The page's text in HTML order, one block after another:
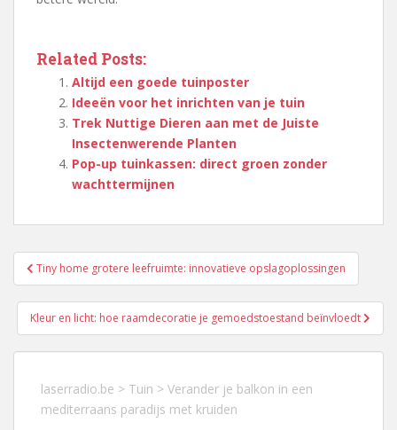
Related Posts:
Altijd een goede tuinposter
Ideeën voor het inrichten van je tuin
Trek Nuttige Dieren aan met de Juiste
Insectenwerende Planten
Pop-up tuinkassen: direct groen zonder
wachttermijnen
Berichtnavigatie
Tiny home grotere leefruimte: innovatieve opslagoplossingen
Kleur en licht: hoe raamdecoratie je gemoedstoestand beïnvloedt
laserradio.be > Tuin > Verander je balkon in een
mediterraans paradijs met kruiden